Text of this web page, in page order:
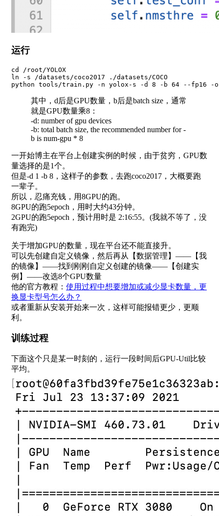
运行
cd /root/YOLOX
ln -s /datasets/coco2017 ./datasets/COCO
其中，d后是GPU数量，b后是batch size，通常
就是GPU数量乘8：
-d: number of gpu devices
-b: total batch size, the recommended number for -
b is num-gpu * 8
一开始博主在平台上创建实例的时候，由于贫穷，GPU数
量选择的是1个。
但是-d 1 -b 8，这样子的参数，去跑coco2017，大概要跑
一辈子。
所以，忍痛充钱，用8GPU的跑。
8GPU的跑5epoch，用时大约43分钟。
2GPU的跑5epoch，预计用时是 2:16:55。(我就不等了，没
有跑完)
关于增加GPU的数量，现在平台还不能直接升。
可以先创建自定义镜像，然后再从【数据管理】——【我
的镜像】——找到刚刚自定义创建的镜像——【创建实
例】——改选8个GPU数量
他的官方教程： 使用过程中想要增加或减少显卡数量，更
换显卡型号怎么办？
或者重新从安装开始来一次，这样可能报错更少，更顺
利。
训练过程
下面这个只是某一时刻的，运行一段时间后GPU-Util比较
平均。